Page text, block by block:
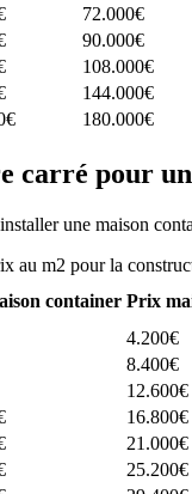
72.000€
90.000€
108.000€
144.000€
180.000€
carré pour
une maison
au m2 pour la
container Prix
4.200€
8.400€
12.600€
16.800€
21.000€
25.200€